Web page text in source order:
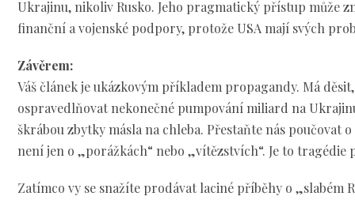
Ukrajinu, nikoliv Rusko. Jeho pragmatický přístup může
finanční a vojenské podpory, protože USA mají svých
Závěrem:
Váš článek je ukázkovým příkladem propagandy. Má
ospravedlňovat nekonečné pumpování miliard na
škrábou zbytky másla na chleba. Přestaňte nás poučovat
není jen o „porážkách“ nebo „vítězstvích“. Je to tragédie
Zatímco vy se snažíte prodávat laciné příběhy o „slabém